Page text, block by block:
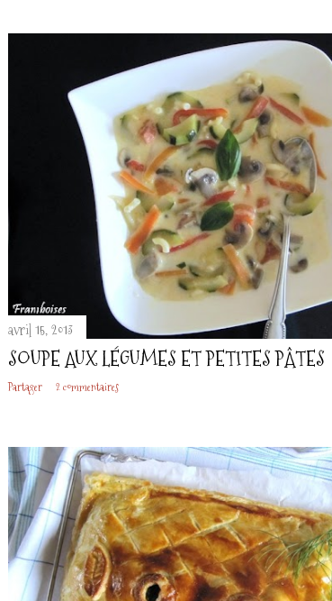
avril 15, 2013
SOUPE AUX LÉGUMES ET PETITES PÂTES
Partager 2 commentaires